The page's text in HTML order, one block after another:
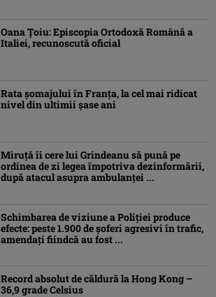
Oana Ţoiu: Episcopia Ortodoxă Română a
Italiei, recunoscută oficial
Rata şomajului în Franța, la cel mai ridicat
nivel din ultimii şase ani
Miruţă îi cere lui Grindeanu să pună pe
ordinea de zi legea împotriva dezinformării,
după atacul asupra ambulanței ...
Schimbarea de viziune a Poliţiei produce
efecte: peste 1.900 de şoferi agresivi în trafic,
amendaţi fiindcă au fost ...
Record absolut de căldură la Hong Kong –
36,9 grade Celsius